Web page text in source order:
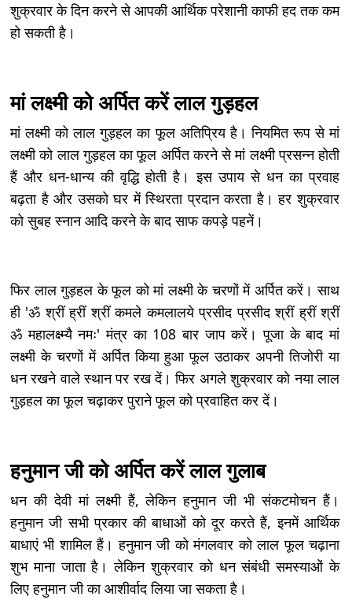
शुक्रवार के दिन करने से आपकी आर्थिक परेशानी काफी हद तक कम
हो सकती है।
मां लक्ष्मी को अर्पित करें लाल गुड़हल
मां लक्ष्मी को लाल गुड़हल का फूल अतिप्रिय है। नियमित रूप से मां
लक्ष्मी को लाल गुड़हल का फूल अर्पित करने से मां लक्ष्मी प्रसन्न होती
हैं और धन-धान्य की वृद्धि होती है। इस उपाय से धन का प्रवाह
बढ़ता है और उसको घर में स्थिरता प्रदान करता है। हर शुक्रवार
को सुबह स्नान आदि करने के बाद साफ कपड़े पहनें।
फिर लाल गुड़हल के फूल को मां लक्ष्मी के चरणों में अर्पित करें। साथ
ही 'ॐ श्रीं ह्रीं श्रीं कमले कमलालये प्रसीद प्रसीद श्रीं ह्रीं श्रीं
ॐ महालक्ष्म्यै नमः' मंत्र का 108 बार जाप करें। पूजा के बाद मां
लक्ष्मी के चरणों में अर्पित किया हुआ फूल उठाकर अपनी तिजोरी या
धन रखने वाले स्थान पर रख दें। फिर अगले शुक्रवार को नया लाल
गुड़हल का फूल चढ़ाकर पुराने फूल को प्रवाहित कर दें।
हनुमान जी को अर्पित करें लाल गुलाब
धन की देवी मां लक्ष्मी हैं, लेकिन हनुमान जी भी संकटमोचन हैं।
हनुमान जी सभी प्रकार की बाधाओं को दूर करते हैं, इनमें आर्थिक
बाधाएं भी शामिल हैं। हनुमान जी को मंगलवार को लाल फूल चढ़ाना
शुभ माना जाता है। लेकिन शुक्रवार को धन संबंधी समस्याओं के
लिए हनुमान जी का आशीर्वाद लिया जा सकता है।